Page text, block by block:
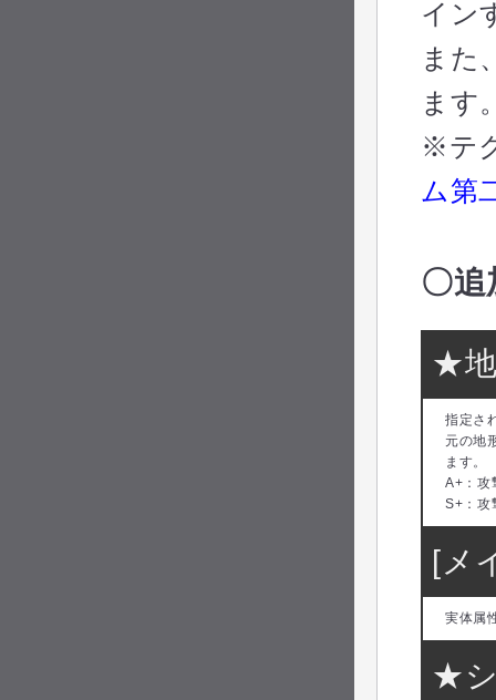
イン
また
ます
※テ
ム第
〇
★地
指定さ
元の地
ます。
A+：攻
S+：攻
[メ
実体属
★シ